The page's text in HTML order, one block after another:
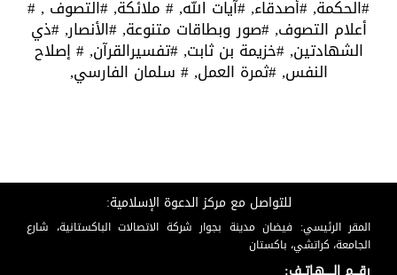
#الحكمة,#أصدقاء,#آيات الله,# ملائكة,#التصوف ,#
أعلام التصوف,#صور وبطاقات متنوعة,#الأنصار,#ذي
الشهادتين,#خزيمة بن ثابت,#تفسيرالقرآن,# إصلاح
النفس,#ثمرة العمل,# سلمان الفارسي,
للتواصل مع مركز الدعوة الإسلامية:
المقر الرئيسي: فيضان مدينة بجوار شركة الاتصالات الباكستانية، شارع
الجامعة، كراتشي، باكستان